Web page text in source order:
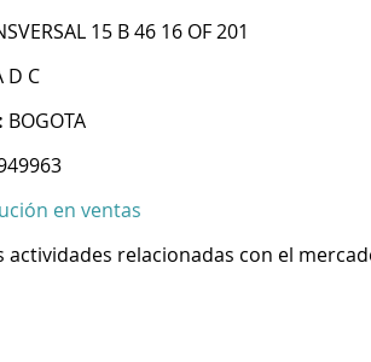
15 B 46 16 OF 201
D C
BOGOTA
en ventas
actividades relacionadas con el